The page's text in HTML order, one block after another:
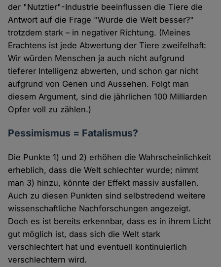
der "Nutztier"-Industrie beeinflussen die Tiere die
Antwort auf die Frage "Wurde die Welt besser?"
trotzdem stark – in negativer Richtung. (Meines
Erachtens ist jede Abwertung der Tiere zweifelhaft:
Wir würden Menschen ja auch nicht aufgrund
tieferer Intelligenz abwerten, und schon gar nicht
aufgrund von Genen und Aussehen. Folgt man
diesem Argument, sind die jährlichen 100 Milliarden
Opfer voll zu zählen.)
Pessimismus = Fatalismus?
Die Punkte 1) und 2) erhöhen die Wahrscheinlichkeit
erheblich, dass die Welt schlechter wurde; nimmt
man 3) hinzu, könnte der Effekt massiv ausfallen.
Auch zu diesen Punkten sind selbstredend weitere
wissenschaftliche Nachforschungen angezeigt.
Doch es ist bereits erkennbar, dass es in ihrem Licht
gut möglich ist, dass sich die Welt stark
verschlechtert hat und eventuell kontinuierlich
verschlechtern wird.